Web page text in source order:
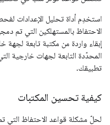
استخدِم أداة تحليل الإعدادات
الاحتفاظ بالمستهلكين التي تم
إبقاء واردة من مكتبة تابعة لجهة
المحدّدة التابعة لجهات خارجية
تطبيقك.
كيفية تحسين المكتبات
لحلّ مشكلة قواعد الاحتفاظ التي